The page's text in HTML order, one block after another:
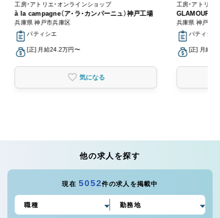
工房・アトリエ・オンラインショップ
à la campagne（ア・ラ・カンパーニュ）神戸工場
兵庫県 神戸市兵庫区
パティシエ
[正] 月給24.2万円〜
気になる
工房・アトリエ
兵庫県 神戸市
パティシエ
[正] 月給
他の求人を探す
現在5052件の求人を掲載中